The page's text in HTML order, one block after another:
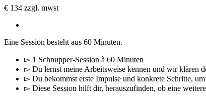
€ 134 zzgl. mwst
Eine Session besteht aus 60 Minuten.
▻ 1 Schnupper-Session à 60 Minuten
▻ Du lernst meine Arbeitsweise kennen und wir klären
▻ Du bekommst erste Impulse und konkrete Schritte,
▻ Diese Session hilft dir, herauszufinden, ob eine